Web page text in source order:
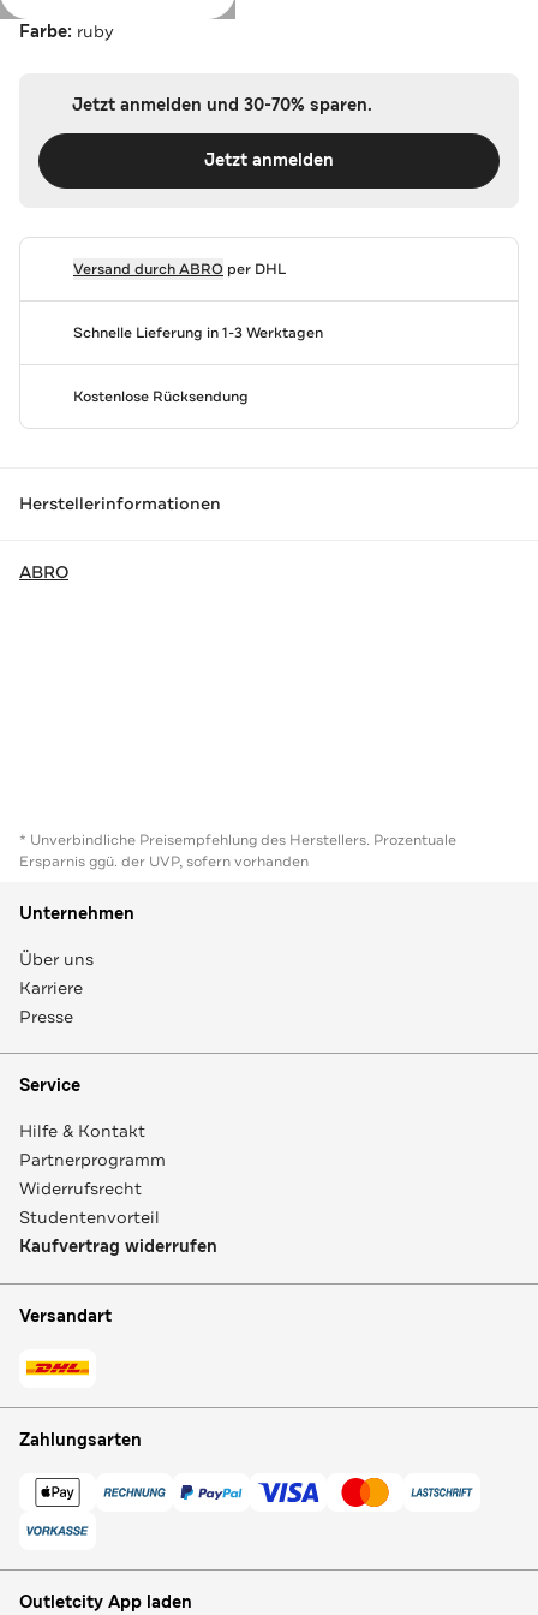
Farbe: ruby
Jetzt anmelden und 30-70% sparen.
Jetzt anmelden
Versand durchABROper DHL
Schnelle Lieferung in 1-3 Werktagen
Kostenlose Rücksendung
Herstellerinformationen
ABRO
* Unverbindliche Preisempfehlung des Herstellers. Prozentuale
Ersparnis ggü. der UVP, sofern vorhanden
Unternehmen
Über uns
Karriere
Presse
Service
Hilfe & Kontakt
Partnerprogramm
Widerrufsrecht
Studentenvorteil
Kaufvertrag widerrufen
Versandart
Zahlungsarten
Outletcity App laden